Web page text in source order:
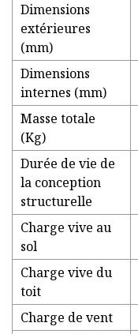
Dimensions
extérieures
(mm)
Dimensions
internes (mm)
Masse totale
(Kg)
Durée de vie de
la conception
structurelle
Charge vive au
sol
Charge vive du
toit
Charge de vent